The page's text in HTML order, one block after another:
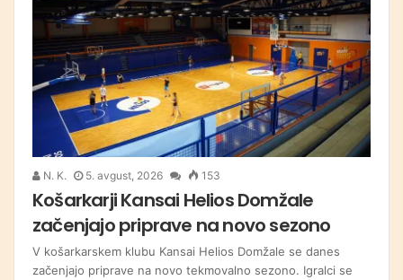
N. K. 5. avgust, 2026 153
Košarkarji Kansai Helios Domžale
začenjajo priprave na novo sezono
V košarkarskem klubu Kansai Helios Domžale se danes
začenjajo priprave na novo tekmovalno sezono. Igralci se